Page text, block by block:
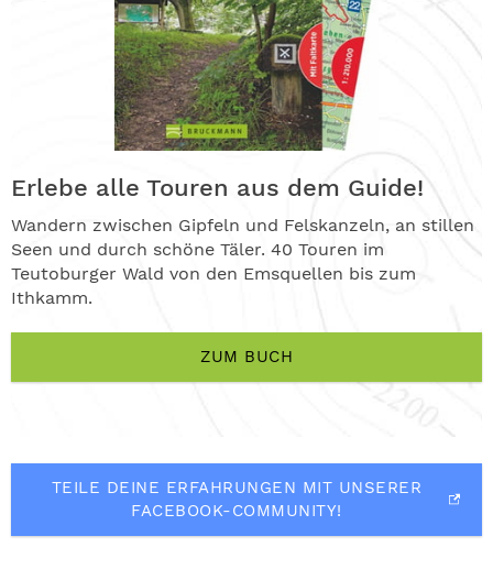
Erlebe alle Touren aus dem Guide!
Wandern zwischen Gipfeln und Felskanzeln, an stillen
Seen und durch schöne Täler. 40 Touren im
Teutoburger Wald von den Emsquellen bis zum
Ithkamm.
ZUM BUCH
TEILE DEINE ERFAHRUNGEN MIT UNSERER
FACEBOOK-COMMUNITY!